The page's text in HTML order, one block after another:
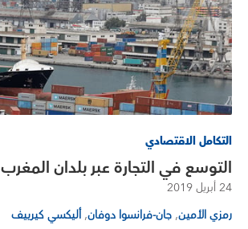
التكامل الاقتصادي
التوسع في التجارة عبر بلدان المغرب
24 أبريل 2019
رمزي الأمين, جان-فرانسوا دوفان,أليكسي كيرييف